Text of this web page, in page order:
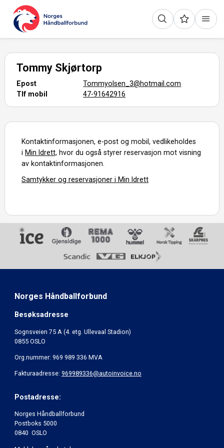
Tommy Skjørtorp
Epost
Tommyolsen_3@hotmail.com
Tlf mobil
47-91642916
Kontaktinformasjonen, e-post og mobil, vedlikeholdes
i Min Idrett, hvor du også styrer reservasjon mot visning
av kontaktinformasjonen.
Samtykker og reservasjoner i Min Idrett
Norges Håndballforbund
Besøksadresse
Sognsveien 75 A (4. etg. Ullevaal Stadion)
0855 OSLO
Org.nummer: 969 989 336 MVA
Fakturaadresse: 969989336@autoinvoice.no
Postadresse:
Norges Håndballforbund
Postboks 5000
0840 OSLO